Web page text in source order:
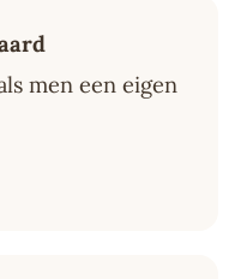
men een eigen